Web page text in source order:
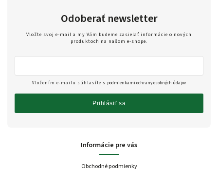
Informácie pre vás
Obchodné podmienky
Odoberať newsletter
Vložte svoj e-mail a my Vám budeme zasielať informácie o nových
produktoch na našom e-shope.
Vložením e-mailu súhlasíte s podmienkami ochrany osobných údajov
Prihlásiť sa